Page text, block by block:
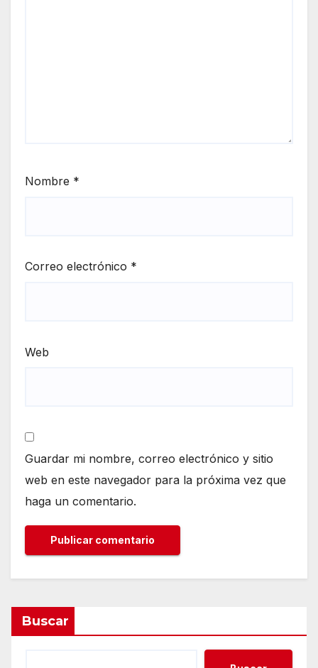
Nombre *
Correo electrónico *
Web
Guardar mi nombre, correo electrónico y sitio
web en este navegador para la próxima vez que
haga un comentario.
Buscar